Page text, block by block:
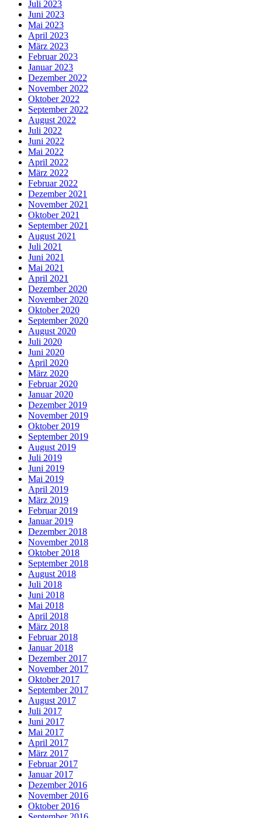
Juli 2023
Juni 2023
Mai 2023
April 2023
März 2023
Februar 2023
Januar 2023
Dezember 2022
November 2022
Oktober 2022
September 2022
August 2022
Juli 2022
Juni 2022
Mai 2022
April 2022
März 2022
Februar 2022
Dezember 2021
November 2021
Oktober 2021
September 2021
August 2021
Juli 2021
Juni 2021
Mai 2021
April 2021
Dezember 2020
November 2020
Oktober 2020
September 2020
August 2020
Juli 2020
Juni 2020
April 2020
März 2020
Februar 2020
Januar 2020
Dezember 2019
November 2019
Oktober 2019
September 2019
August 2019
Juli 2019
Juni 2019
Mai 2019
April 2019
März 2019
Februar 2019
Januar 2019
Dezember 2018
November 2018
Oktober 2018
September 2018
August 2018
Juli 2018
Juni 2018
Mai 2018
April 2018
März 2018
Februar 2018
Januar 2018
Dezember 2017
November 2017
Oktober 2017
September 2017
August 2017
Juli 2017
Juni 2017
Mai 2017
April 2017
März 2017
Februar 2017
Januar 2017
Dezember 2016
November 2016
Oktober 2016